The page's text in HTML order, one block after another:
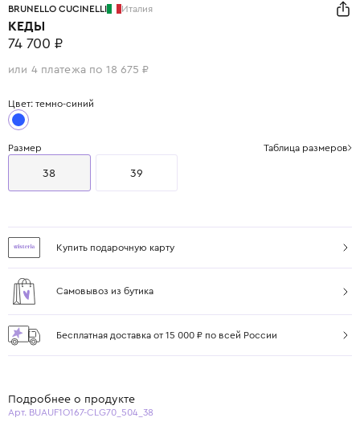
BRUNELLO CUCINELLI Италия
КЕДЫ
74 700 ₽
или 4 платежа по 18 675 ₽
Цвет: темно-синий
Размер Таблица размеров
38 39
Купить подарочную карту
Самовывоз из бутика
Бесплатная доставка от 15 000 ₽ по всей России
Подробнее о продукте
Арт. BUAUF1O167-CLG70_504_38